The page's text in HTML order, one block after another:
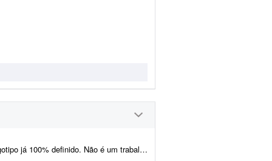
de criação ou conceito - o logotipo, as cores, a tipogr...